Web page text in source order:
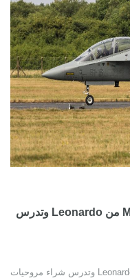
إندونيسيا تتعاقد على 12 طائرة M-346F من Leonardo وتدرس
إندونيسيا تتعاقد على 12 طائرة M-346F من Leonardo وتدرس شراء مروحيات